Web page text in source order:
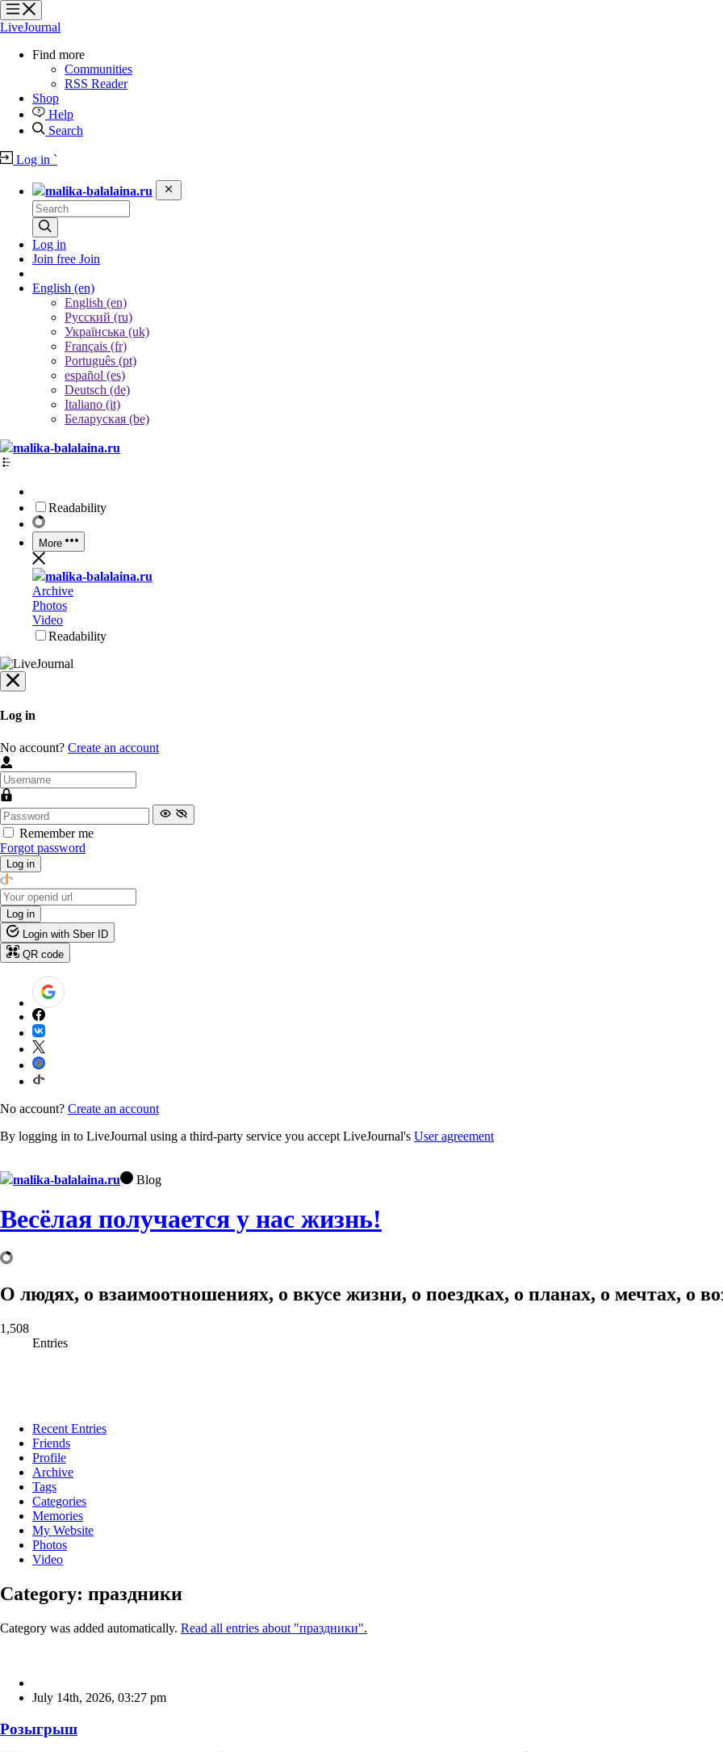
?
?
?
?
LiveJournal
Find more
Communities
RSS Reader
Shop
Help
Search
Log in `
malika-balalaina.ru
Log in
Join free Join
English (en)
English (en)
Русский (ru)
Українська (uk)
Français (fr)
Português (pt)
español (es)
Deutsch (de)
Italiano (it)
Беларуская (be)
malika-balalaina.ru
Readability
More
malika-balalaina.ru
Archive
Photos
Video
Readability
Log in
No account? Create an account
Remember me
Forgot password
Log in
Log in
Login with Sber ID
QR code
No account? Create an account
By logging in to LiveJournal using a third-party service you accept LiveJournal's User agreement
malika-balalaina.ru Blog
Весёлая получается у нас жизнь!
О людях, о взаимоотношениях, о вкусе жизни, о поездках, о планах, о мечтах, о
1,508
Entries
Recent Entries
Friends
Profile
Archive
Tags
Categories
Memories
My Website
Photos
Video
Category: праздники
Category was added automatically. Read all entries about "праздники".
July 14th, 2026, 03:27 pm
Розыгрыш